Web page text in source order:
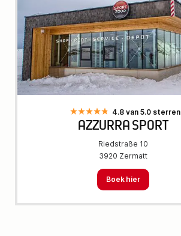
4.8 van 5.0 sterren
AZZURRA SPORT
Riedstraße 10
3920 Zermatt
Boek hier